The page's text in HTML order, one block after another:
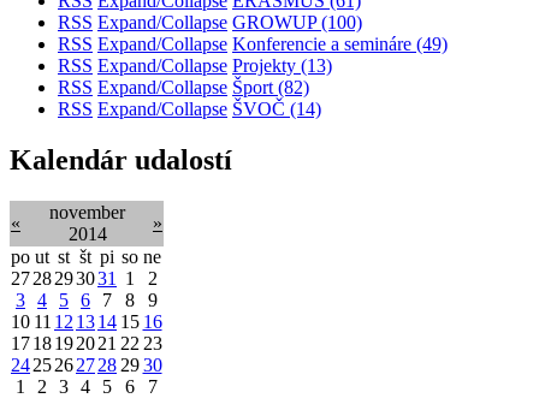
RSS Expand/Collapse GROWUP(100)
RSS Expand/Collapse Konferencie a semináre (49)
RSS Expand/Collapse Projekty (13)
RSS Expand/Collapse Šport(82)
RSS Expand/Collapse ŠVOČ (14)
Kalendár udalostí
«
november
2014
»
po ut st št pi so ne
2728293031 1
2
3 4 5 6 7 8
9
10 11 12 1314 15 16
1718192021 22 23
2425262728 29 30
1
2 3 4 5 6
7